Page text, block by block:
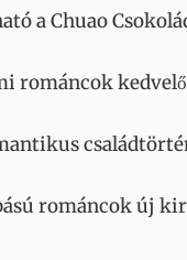
a Chuao
románcok
románcok új